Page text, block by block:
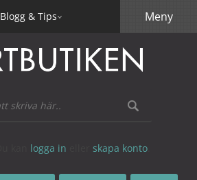
Blogg & Tips
logga in skapa konto
Meny